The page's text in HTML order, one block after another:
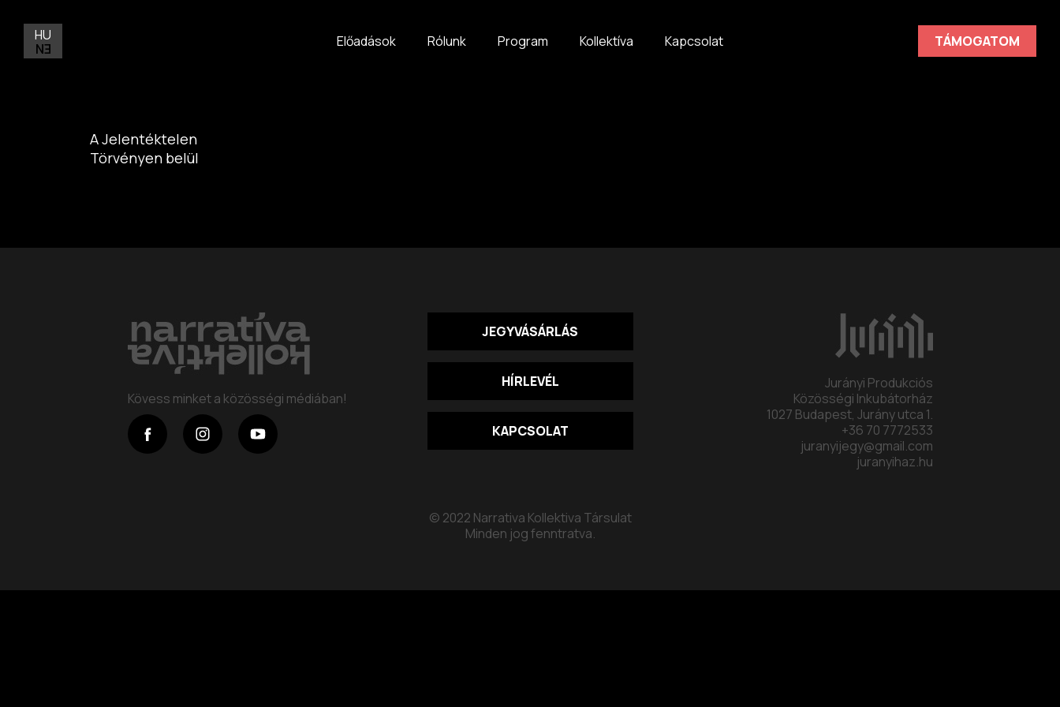
HU
EN
Előadások Rólunk Program Kollektíva Kapcsolat TÁMOGATOM
A Jelentéktelen
Törvényen belül
Kövess minket a közösségi médiában!
JEGYVÁSÁRLÁS
HÍRLEVÉL
KAPCSOLAT
Jurányi Produkciós
Közösségi Inkubátorház
1027 Budapest, Jurány utca 1.
+36 70 7772533
juranyijegy@gmail.com
juranyihaz.hu
© 2022 Narrativa Kollektiva Társulat
Minden jog fenntratva.